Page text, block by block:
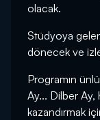
olacak.
Stüdyoya
dönecek ve
Programın
Ay... Dilber Ay,
kazandırmak